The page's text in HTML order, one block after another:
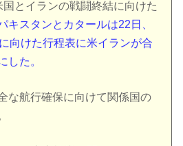
国とイランの戦闘終結に向けた
キスタンとカタールは22日、
向けた行程表に米イランが合
した。
な航行確保に向けて関係国の